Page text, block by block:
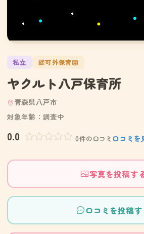
私立 認可外保育園
ヤクルト八戸保育所
青森県八戸市
対象年齢：調査中
0.0 0件の口コミ 口コミを
写真を投稿す
口コミを投稿す